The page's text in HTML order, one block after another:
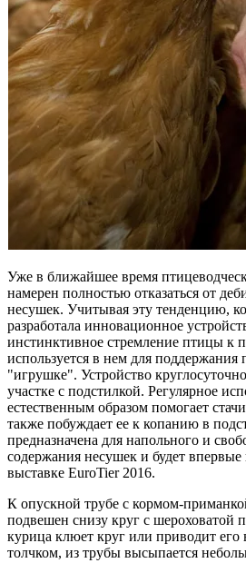
Уже в ближайшее время
намерен полностью отказаться от
несушек. Учитывая эту тенденцию,
разработала инновационное
инстинктивное стремление птицы к
используется в нем для поддержания
"игрушке". Устройство
участке с подстилкой. Регулярное
естественным образом помогает
также побуждает ее к копанию в
предназначена для напольного и
содержания несушек и будет впервые
выставке EuroTier 2016.
К опускной трубе с кормом-
подвешен снизу круг с шероховатой
курица клюет круг или приводит
толчком, из трубы высыпается